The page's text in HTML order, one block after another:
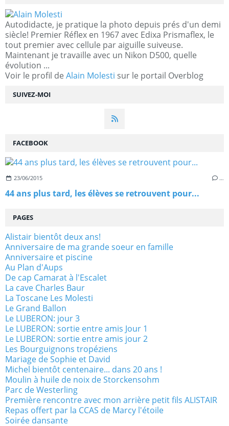
SUIVEZ-MOI
Autodidacte, je pratique la photo depuis prés d'un demi
siècle! Premier Réflex en 1967 avec Edixa Prismaflex, le
tout premier avec cellule par aiguille suiveuse.
Maintenant je travaille avec un Nikon D500, quelle
évolution ...
Voir le profil de Alain Molesti sur le portail Overblog
FACEBOOK
23/06/2015 …
44 ans plus tard, les élèves se retrouvent pour...
PAGES
Alistair bientôt deux ans!
Anniversaire de ma grande soeur en famille
Anniversaire et piscine
Au Plan d'Aups
De cap Camarat à l'Escalet
La cave Charles Baur
La Toscane Les Molesti
Le Grand Ballon
Le LUBERON: jour 3
Le LUBERON: sortie entre amis Jour 1
Le LUBERON: sortie entre amis jour 2
Les Bourguignons tropéziens
Mariage de Sophie et David
Michel bientôt centenaire... dans 20 ans !
Moulin à huile de noix de Storckensohm
Parc de Westerling
Première rencontre avec mon arrière petit fils ALISTAIR
Repas offert par la CCAS de Marcy l'étoile
Soirée dansante